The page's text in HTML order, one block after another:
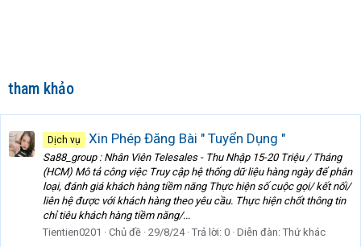
tham khảo
Dịch vụ Xin Phép Đăng Bài " Tuyển Dụng "
Sa88_group : Nhân Viên Telesales - Thu Nhập 15-20 Triệu / Tháng
(HCM) Mô tả công việc Truy cập hệ thống dữ liệu hàng ngày để phân
loại, đánh giá khách hàng tiềm năng Thực hiện số cuộc gọi/ kết nối/
liên hệ được với khách hàng theo yêu cầu. Thực hiện chốt thông tin
chỉ tiêu khách hàng tiềm năng/...
Tientien0201
Chủ đề 29/8/24 Trả lời: 0 Diễn đàn: Thứ khác